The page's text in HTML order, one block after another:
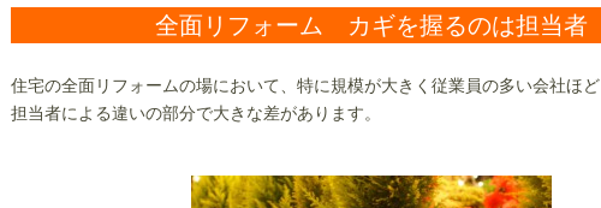
全面リフォーム カギを握るのは担当者
住宅の全面リフォームの場において、特に規模が大きく従業員の多い会社ほど
担当者による違いの部分で大きな差があります。